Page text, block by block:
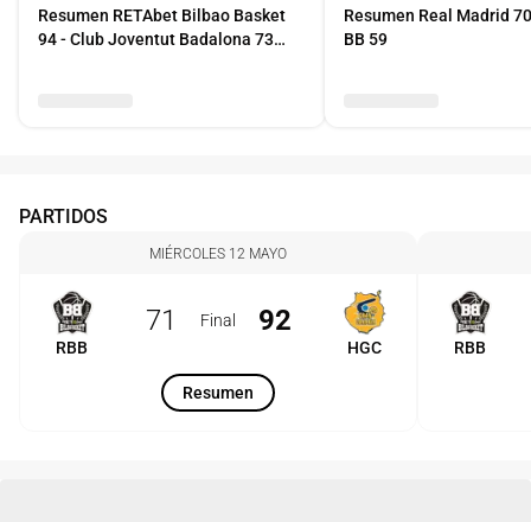
Resumen RETAbet Bilbao Basket
94 - Club Joventut Badalona 73
Resumen Real Madrid
BB 59
PARTIDOS
MIÉRCOLES 12 MAYO
RBB
71 Final 92
HGC
Resumen
RBB